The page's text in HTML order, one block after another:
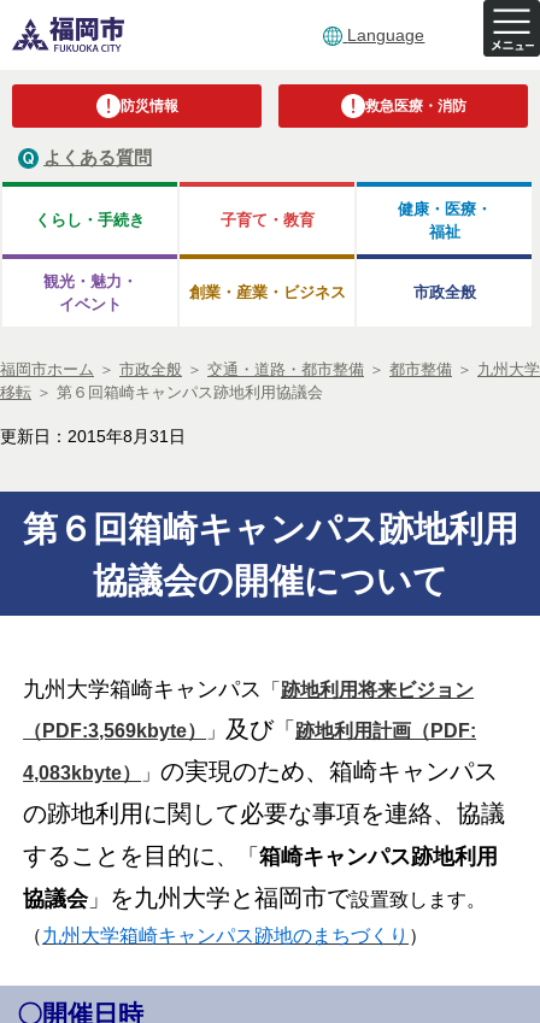
Language
防災情報 救急医療・消防
よくある質問
くらし・手続き 子育て・教育
健康・医療・
福祉
観光・魅力・
イベント
創業・産業・ビジネス 市政全般
福岡市ホーム ＞ 市政全般 ＞ 交通・道路・都市整備 ＞ 都市整備 ＞ 九州大学
移転 ＞ 第６回箱崎キャンパス跡地利用協議会
更新日：2015年8月31日
第６回箱崎キャンパス跡地利用
協議会の開催について
九州大学箱崎キャンパス 「 跡地利用将来ビジョン
（PDF:3,569kbyte）
」 及び「 跡地利用計画（PDF:
4,083kbyte） 」の実現のため、箱崎キャンパス
の跡地利用に関して必要な事項を連絡、協議
することを目的に 、「箱崎キャンパス跡地利用
協議会」 を九州大学と福岡市で設置致します。
（九州大学箱崎キャンパス跡地のまちづくり ）
〇開催日時